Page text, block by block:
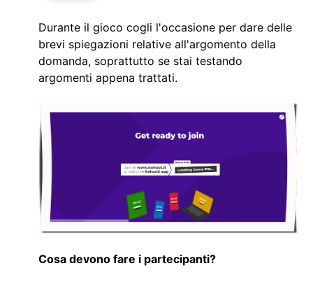
Durante il gioco cogli l'occasione per dare delle
brevi spiegazioni relative all'argomento della
domanda, soprattutto se stai testando
argomenti appena trattati.
Cosa devono fare i partecipanti?